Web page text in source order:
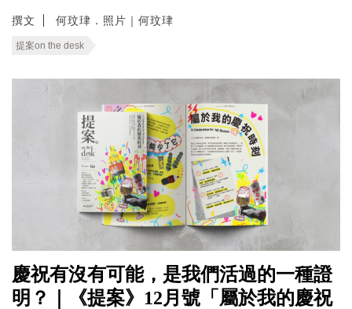
撰文 何玟珒．照片｜何玟珒
提案on the desk
慶祝有沒有可能，是我們活過的一種證
明？｜《提案》12月號「屬於我的慶祝